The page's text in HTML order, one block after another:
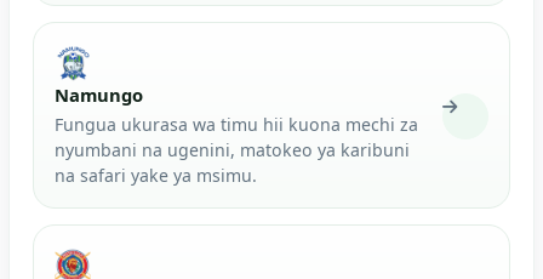
Namungo
Fungua ukurasa wa timu hii kuona mechi za
nyumbani na ugenini, matokeo ya karibuni
na safari yake ya msimu.